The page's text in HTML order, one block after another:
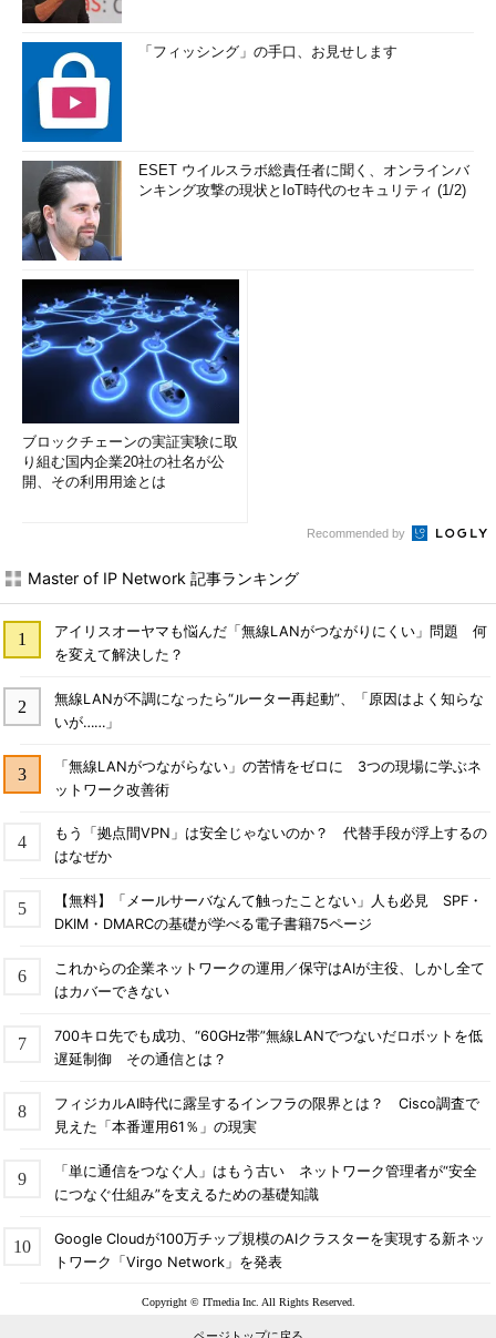
「フィッシング」の手口、お見せします
ESET ウイルスラボ総責任者に聞く、オンラインバ
ンキング攻撃の現状とIoT時代のセキュリティ (1/2)
ブロックチェーンの実証実験に取
り組む国内企業20社の社名が公
開、その利用用途とは
Recommended by
Master of IP Network 記事ランキング
アイリスオーヤマも悩んだ「無線LANがつながりにくい」問題 何
を変えて解決した？
無線LANが不調になったら“ルーター再起動”、「原因はよく知らな
いが……」
「無線LANがつながらない」の苦情をゼロに 3つの現場に学ぶネ
ットワーク改善術
もう「拠点間VPN」は安全じゃないのか？ 代替手段が浮上するの
はなぜか
【無料】「メールサーバなんて触ったことない」人も必見 SPF・
DKIM・DMARCの基礎が学べる電子書籍75ページ
これからの企業ネットワークの運用／保守はAIが主役、しかし全て
はカバーできない
700キロ先でも成功、“60GHz帯”無線LANでつないだロボットを低
遅延制御 その通信とは？
フィジカルAI時代に露呈するインフラの限界とは？ Cisco調査で
見えた「本番運用61％」の現実
「単に通信をつなぐ人」はもう古い ネットワーク管理者が“安全
につなぐ仕組み”を支えるための基礎知識
Google Cloudが100万チップ規模のAIクラスターを実現する新ネッ
トワーク「Virgo Network」を発表
Copyright © ITmedia Inc. All Rights Reserved.